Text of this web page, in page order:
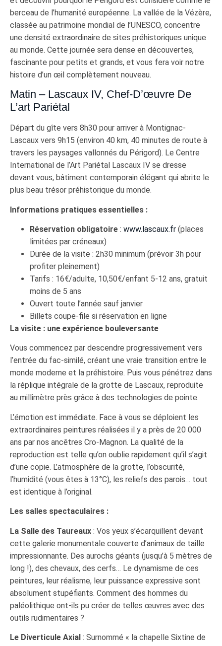
berceau de l’humanité européenne. La vallée de la Vézère,
classée au patrimoine mondial de l’UNESCO, concentre
une densité extraordinaire de sites préhistoriques unique
au monde. Cette journée sera dense en découvertes,
fascinante pour petits et grands, et vous fera voir notre
histoire d’un œil complètement nouveau.
Matin – Lascaux IV, Chef-D’œuvre De
L’art Pariétal
Départ du gîte vers 8h30 pour arriver à Montignac-
Lascaux vers 9h15 (environ 40 km, 40 minutes de route à
travers les paysages vallonnés du Périgord). Le Centre
International de l’Art Pariétal Lascaux IV se dresse
devant vous, bâtiment contemporain élégant qui abrite le
plus beau trésor préhistorique du monde.
Informations pratiques essentielles :
Réservation obligatoire : www.lascaux.fr (places
limitées par créneaux)
Durée de la visite : 2h30 minimum (prévoir 3h pour
profiter pleinement)
Tarifs : 16€/adulte, 10,50€/enfant 5-12 ans, gratuit
moins de 5 ans
Ouvert toute l’année sauf janvier
Billets coupe-file si réservation en ligne
La visite : une expérience bouleversante
Vous commencez par descendre progressivement vers
l’entrée du fac-similé, créant une vraie transition entre le
monde moderne et la préhistoire. Puis vous pénétrez dans
la réplique intégrale de la grotte de Lascaux, reproduite
au millimètre près grâce à des technologies de pointe.
L’émotion est immédiate. Face à vous se déploient les
extraordinaires peintures réalisées il y a près de 20 000
ans par nos ancêtres Cro-Magnon. La qualité de la
reproduction est telle qu’on oublie rapidement qu’il s’agit
d’une copie. L’atmosphère de la grotte, l’obscurité,
l’humidité (vous êtes à 13°C), les reliefs des parois… tout
est identique à l’original.
Les salles spectaculaires :
La Salle des Taureaux : Vos yeux s’écarquillent devant
cette galerie monumentale couverte d’animaux de taille
impressionnante. Des aurochs géants (jusqu’à 5 mètres de
long !), des chevaux, des cerfs… Le dynamisme de ces
peintures, leur réalisme, leur puissance expressive sont
absolument stupéfiants. Comment des hommes du
paléolithique ont-ils pu créer de telles œuvres avec des
outils rudimentaires ?
Le Diverticule Axial : Surnommé « la chapelle Sixtine de